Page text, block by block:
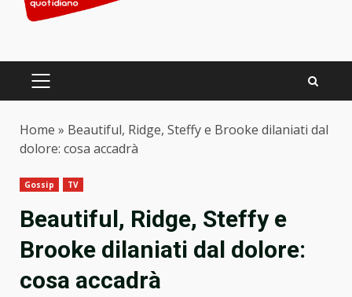
PRIMARY
Home » Beautiful, Ridge, Steffy e Brooke dilaniati dal
dolore: cosa accadrà
Gossip TV
Beautiful, Ridge, Steffy e
Brooke dilaniati dal dolore:
cosa accadrà